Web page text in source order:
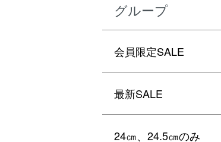
グループ
会員限定SALE
最新SALE
24㎝、24.5㎝のみ